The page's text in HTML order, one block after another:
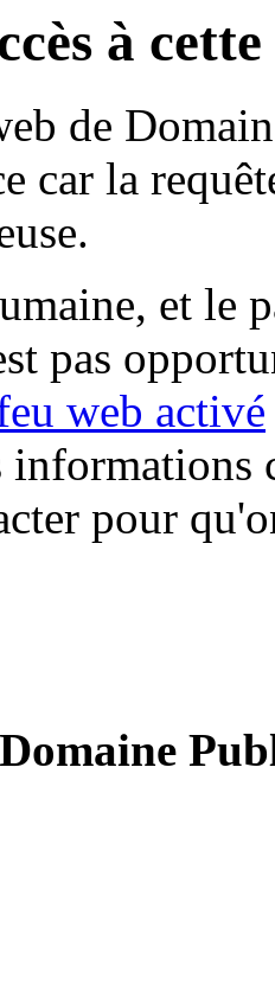
à
de
car la
et le
pas
web activé
informations
pour